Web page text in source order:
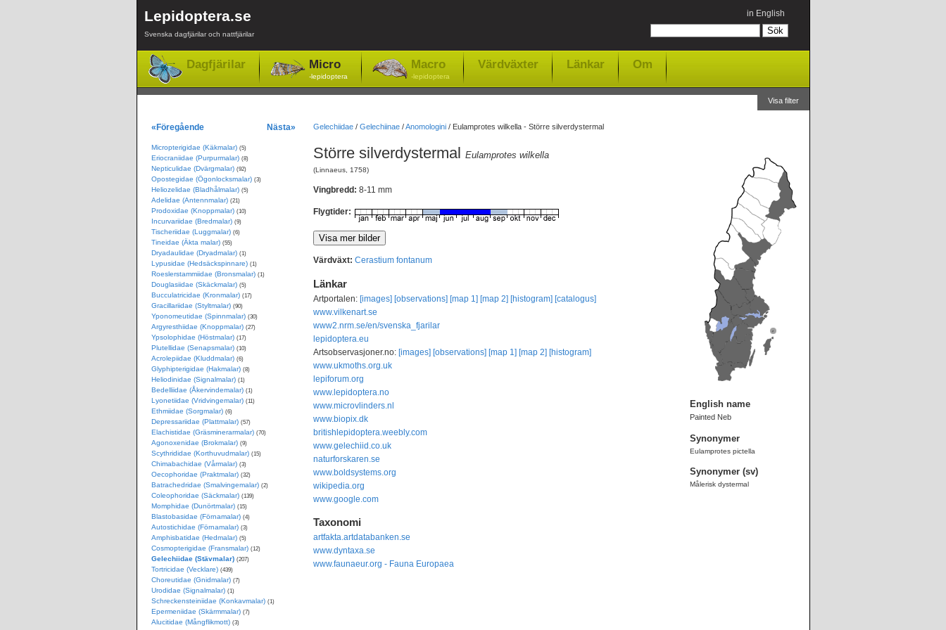
Lepidoptera.se
Svenska dagfjärilar och nattfjärilar
in English
Dagfjärilar Micro
-lepidoptera
Macro
-lepidoptera
Värdväxter Länkar Om
Visa filter
Gelechiidae/ Gelechiinae/Anomologini/ Eulamprotes wilkella - Större silverdystermal
Större silverdystermal Eulamprotes wilkella
(Linnaeus, 1758)
Vingbredd: 8-11 mm
Flygtider:
Värdväxt: Cerastium fontanum
Länkar
Artportalen: [images] [observations] [map 1] [map 2] [histogram] [catalogus]
www.vilkenart.se
www2.nrm.se/en/svenska_fjarilar
lepidoptera.eu
Artsobservasjoner.no: [images] [observations] [map 1] [map 2] [histogram]
www.ukmoths.org.uk
lepiforum.org
www.lepidoptera.no
www.microvlinders.nl
www.biopix.dk
britishlepidoptera.weebly.com
www.gelechiid.co.uk
naturforskaren.se
www.boldsystems.org
wikipedia.org
www.google.com
Taxonomi
artfakta.artdatabanken.se
www.dyntaxa.se
www.faunaeur.org - Fauna Europaea
English name
Painted Neb
Synonymer
Eulamprotes pictella
Synonymer (sv)
Målerisk dystermal
«Föregående Nästa»
Micropterigidae (Käkmalar) (5)
Eriocraniidae (Purpurmalar) (8)
Nepticulidae (Dvärgmalar) (92)
Opostegidae (Ögonlocksmalar) (3)
Heliozelidae (Bladhålmalar) (5)
Adelidae (Antennmalar) (21)
Prodoxidae (Knoppmalar) (10)
Incurvariidae (Bredmalar) (9)
Tischeriidae (Luggmalar) (6)
Tineidae (Äkta malar) (55)
Dryadaulidae (Dryadmalar) (1)
Lypusidae (Hedsäckspinnare) (1)
Roeslerstammiidae (Bronsmalar) (1)
Douglasiidae (Skäckmalar) (5)
Bucculatricidae (Kronmalar) (17)
Gracillariidae (Styltmalar) (90)
Yponomeutidae (Spinnmalar) (30)
Argyresthiidae (Knoppmalar) (27)
Ypsolophidae (Höstmalar) (17)
Plutellidae (Senapsmalar) (10)
Acrolepiidae (Kluddmalar) (6)
Glyphipterigidae (Hakmalar) (8)
Heliodinidae (Signalmalar) (1)
Bedelliidae (Åkervindemalar) (1)
Lyonetiidae (Vridvingemalar) (11)
Ethmiidae (Sorgmalar) (6)
Depressariidae (Plattmalar) (57)
Elachistidae (Gräsminerarmalar) (70)
Agonoxenidae (Brokmalar) (9)
Scythrididae (Korthuvudmalar) (15)
Chimabachidae (Vårmalar) (3)
Oecophoridae (Praktmalar) (32)
Batrachedridae (Smalvingemalar) (2)
Coleophoridae (Säckmalar) (139)
Momphidae (Dunörtmalar) (15)
Blastobasidae (Förnamalar) (4)
Autostichidae (Förnamalar) (3)
Amphisbatidae (Hedmalar) (5)
Cosmopterigidae (Fransmalar) (12)
Gelechiidae (Stävmalar) (207)
Tortricidae (Vecklare) (439)
Choreutidae (Gnidmalar) (7)
Urodidae (Signalmalar) (1)
Schreckensteiniidae (Konkavmalar) (1)
Epermeniidae (Skärmmalar) (7)
Alucitidae (Mångflikmott) (3)